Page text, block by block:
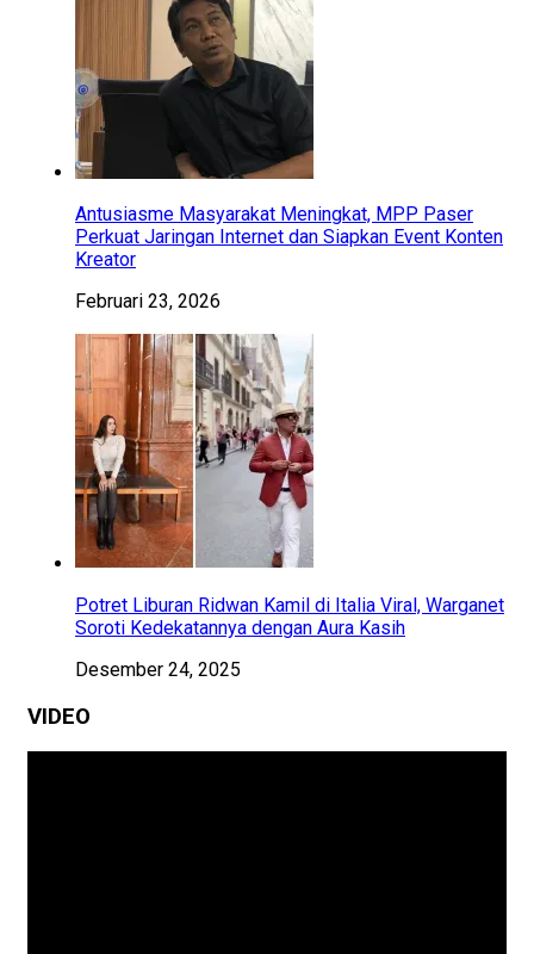
Antusiasme Masyarakat Meningkat, MPP Paser
Perkuat Jaringan Internet dan Siapkan Event Konten
Kreator
Februari 23, 2026
Potret Liburan Ridwan Kamil di Italia Viral, Warganet
Soroti Kedekatannya dengan Aura Kasih
Desember 24, 2025
VIDEO